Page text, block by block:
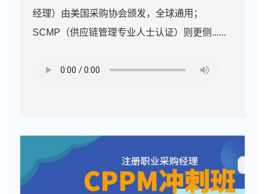
经理）由美国采购协会颁发，全球通用；
SCMP（供应链管理专业人士认证）则更侧......